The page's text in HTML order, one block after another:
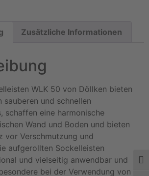
Zusätzliche Informationen
WLK 50 von Döllken bieten
sauberen und schnellen
schaffen eine harmonische
Wand und Boden und bieten
vor Verschmutzung und
aufgerollten Sockelleisten
und vielseitig anwendbar und
bei der Verwendung von